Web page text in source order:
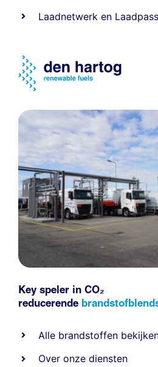
Laadnetwerk en
Key speler in CO₂
reducerende
Alle brandstoffen
Over onze diensten